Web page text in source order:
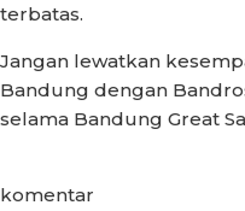
terbatas.
Jangan lewatkan
Bandung dengan
selama Bandung Great
komentar